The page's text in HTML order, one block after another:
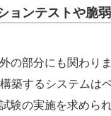
ョンテストや脆
の部分にも関わり
築するシステムは
験の実施を求めら